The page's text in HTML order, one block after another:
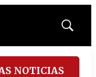
Mostrar
NOTICIAS